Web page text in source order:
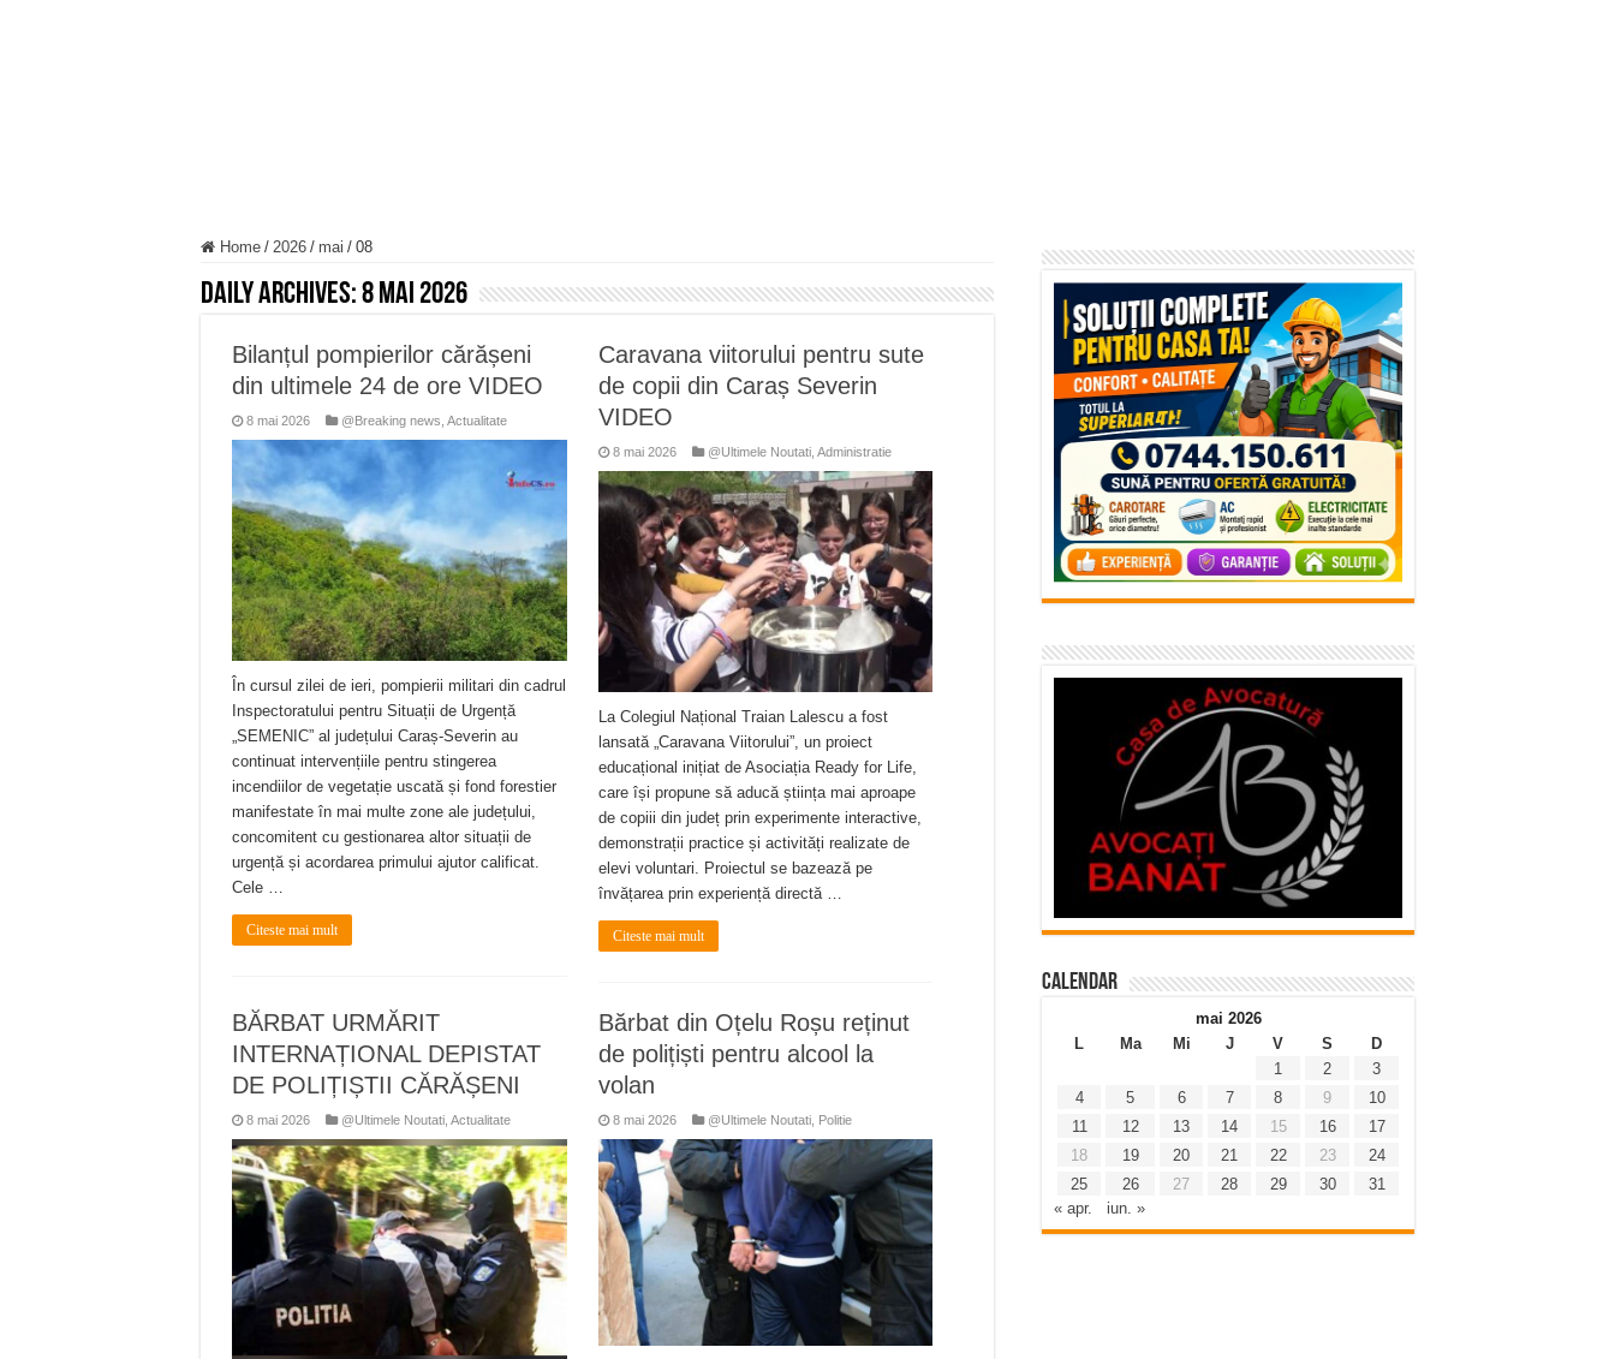
Home / 2026 / mai / 08
Daily Archives:8 mai 2026
Bilanțul pompierilor cărășeni
din ultimele 24 de ore VIDEO
8 mai 2026 @Breaking news ,Actualitate
În cursul zilei de ieri, pompierii militari din cadrul
Inspectoratului pentru Situații de Urgență
„SEMENIC” al județului Caraș-Severin au
continuat intervențiile pentru stingerea
incendiilor de vegetație uscată și fond forestier
manifestate în mai multe zone ale județului,
concomitent cu gestionarea altor situații de
urgență și acordarea primului ajutor calificat.
Cele …
Citeste mai mult
Caravana viitorului pentru sute
de copii din Caraș Severin
VIDEO
8 mai 2026 @Ultimele Noutati, Administratie
La Colegiul Național Traian Lalescu a fost
lansată „Caravana Viitorului”, un proiect
educațional inițiat de Asociația Ready for Life,
care își propune să aducă știința mai aproape
de copiii din județ prin experimente interactive,
demonstrații practice și activități realizate de
elevi voluntari. Proiectul se bazează pe
învățarea prin experiență directă …
Citeste mai mult
BĂRBAT URMĂRIT
INTERNAȚIONAL DEPISTAT
DE POLIȚIȘTII CĂRĂȘENI
8 mai 2026 @Ultimele Noutati ,Actualitate
Bărbat din Oțelu Roșu reținut
de polițiști pentru alcool la
volan
8 mai 2026 @Ultimele Noutati, Politie
Calendar
mai 2026
L
Ma Mi J V S
D
1
2
3
4
5 6 7 8 9
10
11
12 13 14 15 16
17
18
19 20 21 22 23
24
25
26 27 28 29 30
31
« apr.
iun. »